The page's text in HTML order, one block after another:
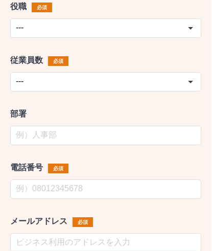
役職 必須
従業員数 必須
部署
電話番号 必須
メールアドレス 必須